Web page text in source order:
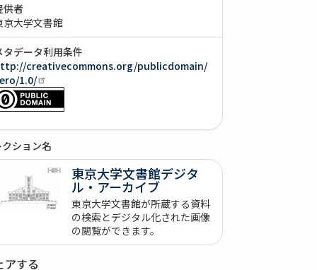
供者
京大学文書館
タデータ利用条件
creativecommons.org/publicdomain/
1.0/
ション名
東京大学文書館デジタ
ル・アーカイブ
東京大学文書館が所蔵する資料
の検索とデジタル化された画像
の閲覧ができます。
アする